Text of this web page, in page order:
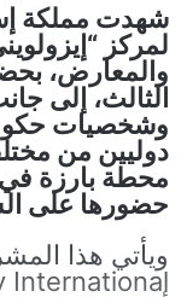
شهدت مملكة
لمركز
والمعارض،
الثالث، إلى
وشخصيات
دوليين من
محطة بارزة في
حضورها على
ويأتي هذا